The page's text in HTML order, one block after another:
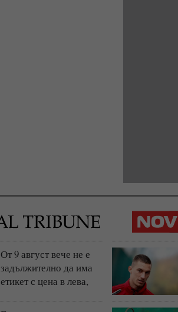
От 9 август вече не е
задължително да има
етикет с цена в лева,